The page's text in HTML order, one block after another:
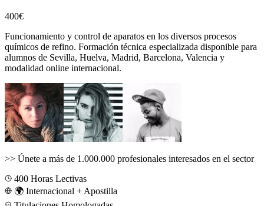
400€
Funcionamiento y control de aparatos en los diversos procesos
químicos de refino. Formación técnica especializada disponible para
alumnos de Sevilla, Huelva, Madrid, Barcelona, Valencia y
modalidad online internacional.
>> Únete a más de 1.000.000 profesionales interesados en el sector
400 Horas Lectivas
🌍 Internacional + Apostilla